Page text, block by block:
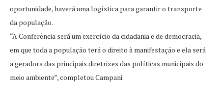
oportunidade, haverá uma logística para garantir o transporte
da população.
“A Conferência será um exercício da cidadania e de democracia,
em que toda a população terá o direito à manifestação e ela será
a geradora das principais diretrizes das políticas municipais do
meio ambiente”, completou Campani.